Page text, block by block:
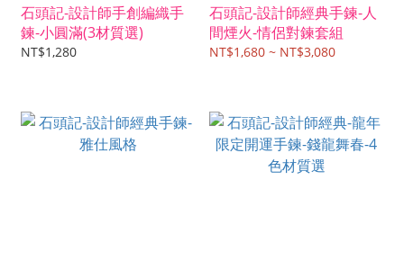
石頭記-設計師手創編織手
鍊-小圓滿(3材質選)
NT$1,280
石頭記-設計師經典手鍊-人
間煙火-情侶對鍊套組
NT$1,680 ~ NT$3,080